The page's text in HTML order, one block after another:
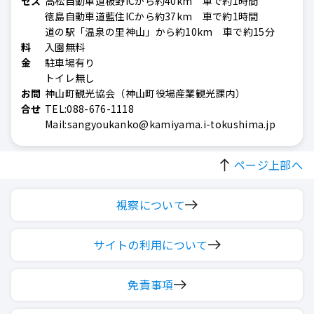
徳島自動車道藍住ICから約37km 車で約1時間
道の駅「温泉の里神山」から約10km 車で約15分
料
金
入園無料
駐車場有り
トイレ無し
お問
合せ
神山町観光協会（神山町役場産業観光課内）
TEL:088-676-1118
Mail:sangyoukanko@kamiyama.i-tokushima.jp
ページ上部へ
視察について
サイトの利用について
免責事項